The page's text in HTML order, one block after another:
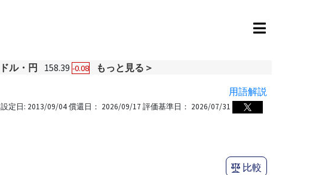
ドル・円 158.39 -0.08
もっと見る＞
用語解説
設定日: 2013/09/04 償還日： 2026/09/17 評価基準日： 2026/07/31
比較